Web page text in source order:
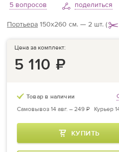
5 вопросов
поделиться
Портьера 150х260 см. — 2 шт. (
Цена за комплект:
5 110 ₽
Товар в наличии
Самовывоз 14 авг. – 249 ₽ Курьер
КУПИТЬ